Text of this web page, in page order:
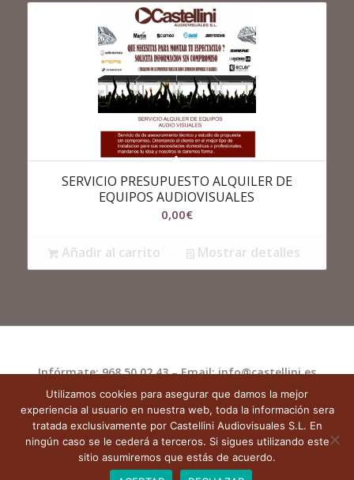
SERVICIO PRESUPUESTO ALQUILER DE
EQUIPOS AUDIOVISUALES
0,00€
Añadir al carrito Mostrar detalles
Infórmate: 968 50 02 43 – Email: info@castellini.es
Castellini.es|Aviso Legal|Política de
privacidad| Política de Cookies|
Términos y condiciones de uso
Utilizamos cookies para asegurar que damos la mejor
experiencia al usuario en nuestra web, toda la información sera
tratada exclusivamente por Castellini Audiovisuales S.L. En
ningún caso se le cederá a terceros. Si sigues utilizando este
sitio asumiremos que estás de acuerdo.